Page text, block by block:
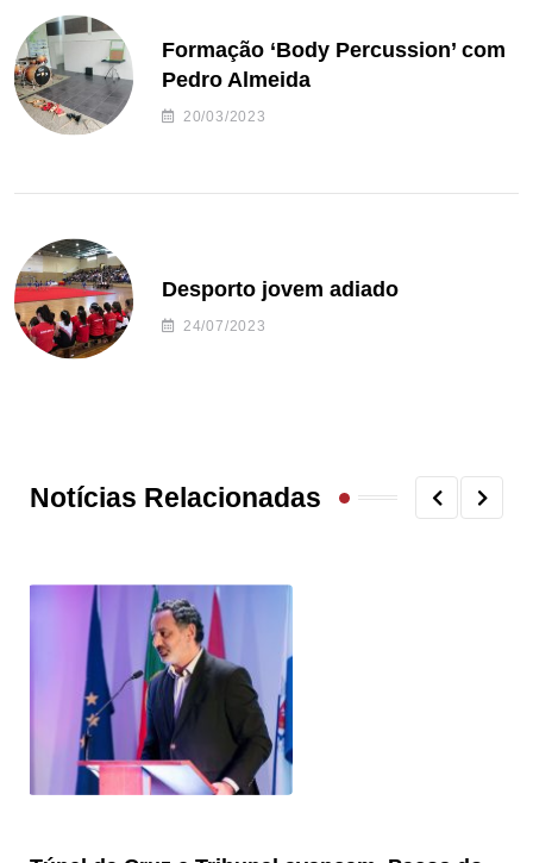
Formação ‘Body Percussion’ com
Pedro Almeida
20/03/2023
Desporto jovem adiado
24/07/2023
Notícias Relacionadas